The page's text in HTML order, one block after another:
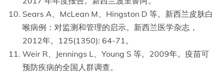
Sears A、McLean M、Hingston D 等。新西兰皮肤白
喉病例：对监测和管理的启示。新西兰医学杂志，
2012年。125(1350): 64-71。
Weir R、Jennings L、Young S 等。2009年。疫苗可
预防疾病的全国人群调查。